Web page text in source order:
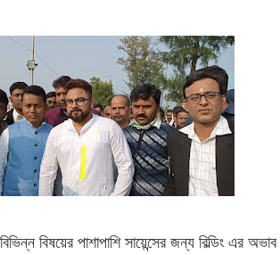
বিষয়ের পাশাপাশি সায়েন্সের জন্য বিল্ডিং এর